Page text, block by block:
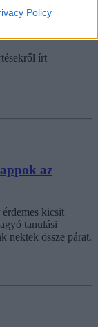
Policy
írt
az
kicsit
tanulási
nektek össze párat.